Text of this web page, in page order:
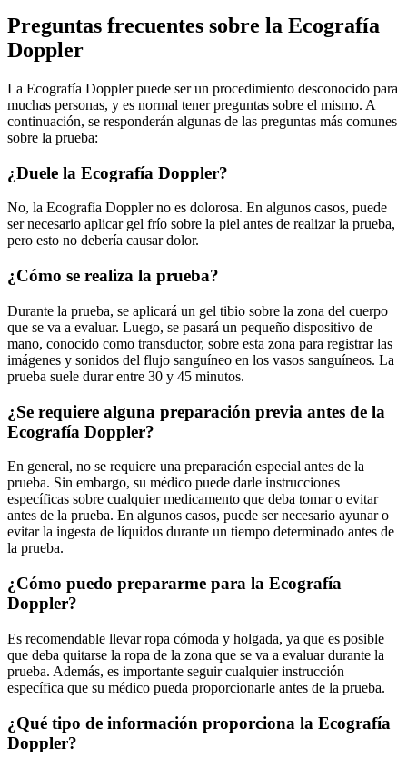
Preguntas frecuentes sobre la Ecografía
Doppler
La Ecografía Doppler puede ser un procedimiento desconocido para
muchas personas, y es normal tener preguntas sobre el mismo. A
continuación, se responderán algunas de las preguntas más comunes
sobre la prueba:
¿Duele la Ecografía Doppler?
No, la Ecografía Doppler no es dolorosa. En algunos casos, puede
ser necesario aplicar gel frío sobre la piel antes de realizar la prueba,
pero esto no debería causar dolor.
¿Cómo se realiza la prueba?
Durante la prueba, se aplicará un gel tibio sobre la zona del cuerpo
que se va a evaluar. Luego, se pasará un pequeño dispositivo de
mano, conocido como transductor, sobre esta zona para registrar las
imágenes y sonidos del flujo sanguíneo en los vasos sanguíneos. La
prueba suele durar entre 30 y 45 minutos.
¿Se requiere alguna preparación previa antes de la
Ecografía Doppler?
En general, no se requiere una preparación especial antes de la
prueba. Sin embargo, su médico puede darle instrucciones
específicas sobre cualquier medicamento que deba tomar o evitar
antes de la prueba. En algunos casos, puede ser necesario ayunar o
evitar la ingesta de líquidos durante un tiempo determinado antes de
la prueba.
¿Cómo puedo prepararme para la Ecografía
Doppler?
Es recomendable llevar ropa cómoda y holgada, ya que es posible
que deba quitarse la ropa de la zona que se va a evaluar durante la
prueba. Además, es importante seguir cualquier instrucción
específica que su médico pueda proporcionarle antes de la prueba.
¿Qué tipo de información proporciona la Ecografía
Doppler?